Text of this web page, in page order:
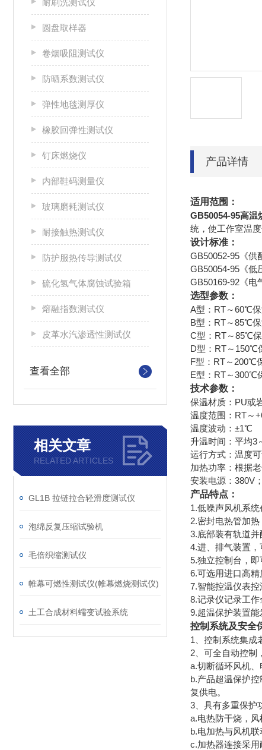
耐刷洗测试仪
圆盘取样器
卷烟吸阻测试仪
防晒系数测试仪
弹性地毯测厚仪
橡胶回弹性测试仪
钉床燃烧仪
内部鞋码测量仪
玻璃磨耗测试仪
耐接触热测试仪
防护服热传导测试仪
硫化氢气体腐蚀试验箱
熔融指数测试仪
皮革水汽渗透性测试仪
查看全部
相关文章
RELATED ARTICLES
GL1B 拉链拉合轻滑度测试仪
泡绵反复压缩试验机
毛倍织缩测试仪
帷幕可燃性测试仪(帷幕燃烧测试仪)
土工合成材料蠕变试验系统
产品详情
适用范围：
GB50054-95高温
统，使工作室温度
设计标准：
GB50052-95《供
GB50054-95《低
GB50169-92《电
选型参数：
A型：RT～60℃
B型：RT～85℃
C型：RT～85℃
D型：RT～150℃
F型：RT～200℃
E型：RT～300℃
技术参数：
保温材质：PU或
温度范围：RT～
温度波动：±1℃
升温时间：平均
运行方式：温度
加热功率：根据
安装电源：380V
产品特点：
1.低噪声风机系统
2.密封电热管加热
3.底部装有轨道并
4.进、排气装置，
5.独立控制台，即
6.可选用进口高精
7.智能控温仪表控
8.记录仪记录工作
9.超温保护装置能
控制系统及安全
1、控制系统集成
2、可全自动控制
a.切断循环风机
b.产品超温保护
复供电。
3、具有多重保护
a.电热防干烧，风
b.电加热与风机
c.加热器连接采用